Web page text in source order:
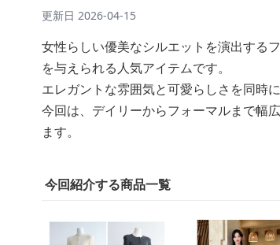
更新日 2026-04-15
女性らしい優美なシルエットを演出する
を与えられる人気アイテムです。
エレガントな雰囲気と可愛らしさを同時
今回は、デイリーからフォーマルまで幅
ます。
今回紹介する商品一覧